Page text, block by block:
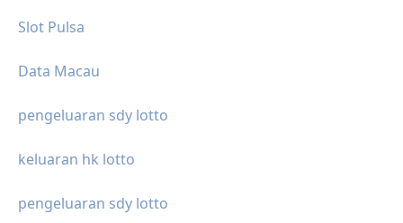
Slot Pulsa
Data Macau
pengeluaran sdy lotto
keluaran hk lotto
pengeluaran sdy lotto